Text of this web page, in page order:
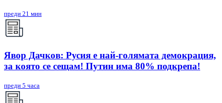
преди 21 мин
Явор Дачков: Русия е най-голямата демокрация,
за която се сещам! Путин има 80% подкрепа!
преди 5 часа